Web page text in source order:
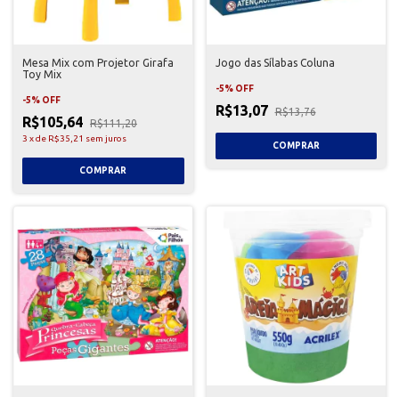
Mesa Mix com Projetor Girafa
Toy Mix
-5% OFF
R$105,64 R$111,20
3 xde R$35,21 sem juros
Jogo das Sílabas Coluna
-5% OFF
R$13,07 R$13,76